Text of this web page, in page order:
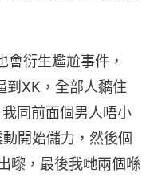
衍生尷尬事件，
到XK，全部人黐住
同前面個男人唔小
開始儲力，然後個
嚟，最後我哋兩個喺